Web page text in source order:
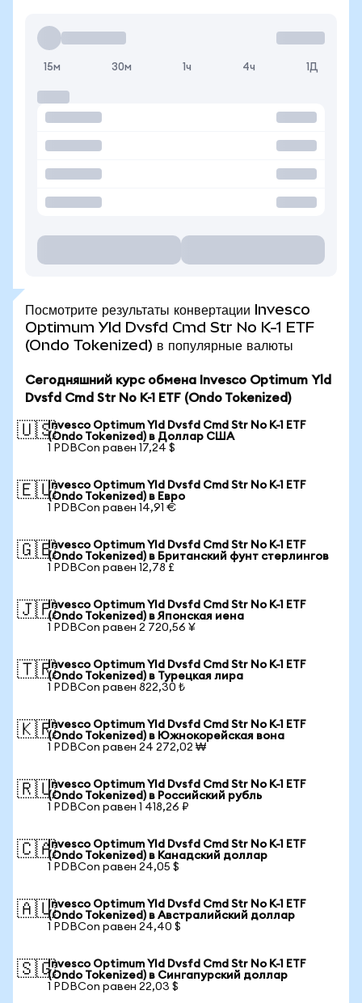
15м 30м 1ч 4ч 1Д
Посмотрите результаты конвертации Invesco
Optimum Yld Dvsfd Cmd Str No K-1 ETF
(Ondo Tokenized) в популярные валюты
Сегодняшний курс обмена Invesco Optimum Yld
Dvsfd Cmd Str No K-1 ETF (Ondo Tokenized)
🇺🇸Invesco Optimum Yld Dvsfd Cmd Str No K-1 ETF
(Ondo Tokenized) в Доллар США
1 PDBCon равен 17,24 $
🇪🇺Invesco Optimum Yld Dvsfd Cmd Str No K-1 ETF
(Ondo Tokenized) в Евро
1 PDBCon равен 14,91 €
🇬🇧Invesco Optimum Yld Dvsfd Cmd Str No K-1 ETF
(Ondo Tokenized) в Британский фунт стерлингов
1 PDBCon равен 12,78 £
🇯🇵Invesco Optimum Yld Dvsfd Cmd Str No K-1 ETF
(Ondo Tokenized) в Японская иена
1 PDBCon равен 2 720,56 ¥
🇹🇷Invesco Optimum Yld Dvsfd Cmd Str No K-1 ETF
(Ondo Tokenized) в Турецкая лира
1 PDBCon равен 822,30 ₺
🇰🇷Invesco Optimum Yld Dvsfd Cmd Str No K-1 ETF
(Ondo Tokenized) в Южнокорейская вона
1 PDBCon равен 24 272,02 ₩
🇷🇺Invesco Optimum Yld Dvsfd Cmd Str No K-1 ETF
(Ondo Tokenized) в Российский рубль
1 PDBCon равен 1 418,26 ₽
🇨🇦Invesco Optimum Yld Dvsfd Cmd Str No K-1 ETF
(Ondo Tokenized) в Канадский доллар
1 PDBCon равен 24,05 $
🇦🇺Invesco Optimum Yld Dvsfd Cmd Str No K-1 ETF
(Ondo Tokenized) в Австралийский доллар
1 PDBCon равен 24,40 $
🇸🇬Invesco Optimum Yld Dvsfd Cmd Str No K-1 ETF
(Ondo Tokenized) в Сингапурский доллар
1 PDBCon равен 22,03 $